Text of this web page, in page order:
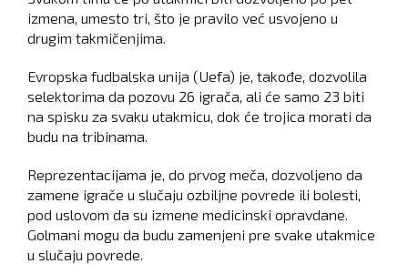
izmena, umesto tri, što je pravilo već usvojeno u
drugim takmičenjima.
Evropska fudbalska unija (Uefa) je, takođe, dozvolila
selektorima da pozovu 26 igrača, ali će samo 23 biti
na spisku za svaku utakmicu, dok će trojica morati da
budu na tribinama.
Reprezentacijama je, do prvog meča, dozvoljeno da
zamene igrače u slučaju ozbiljne povrede ili bolesti,
pod uslovom da su izmene medicinski opravdane.
Golmani mogu da budu zamenjeni pre svake utakmice
u slučaju povrede.